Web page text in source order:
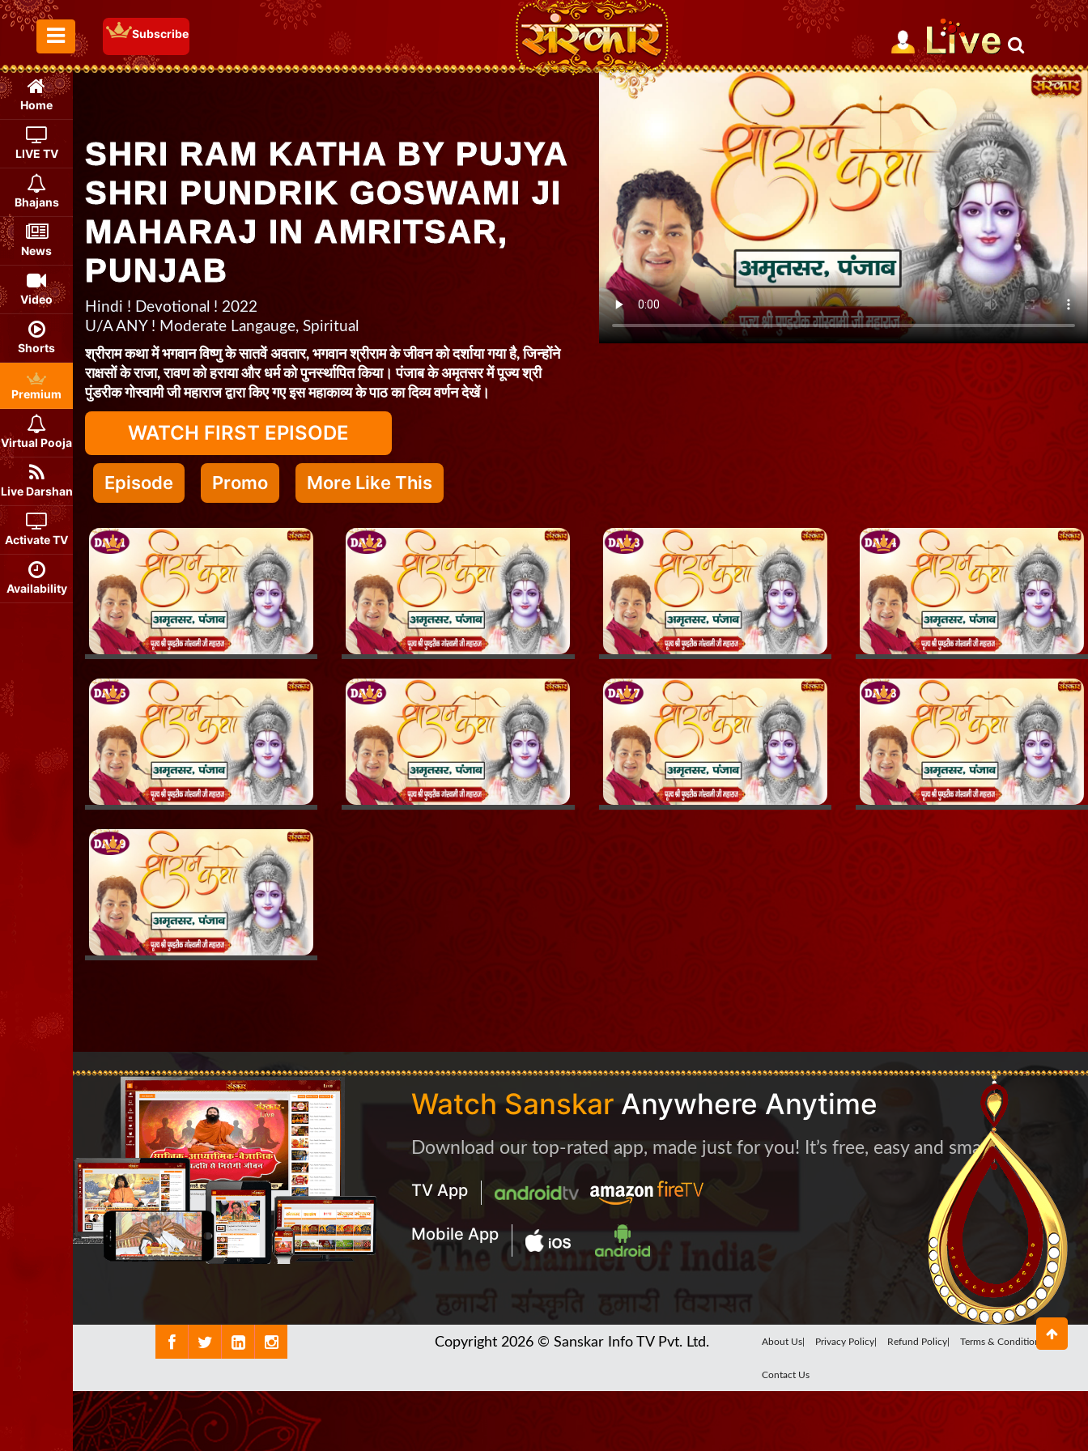
Toggle Menu
Subscribe
Home
LIVE TV
Bhajans
News
Video
Shorts
Premium
Virtual Pooja
Live Darshan
Activate TV
Availability
SHRI RAM KATHA BY PUJYA
SHRI PUNDRIK GOSWAMI JI
MAHARAJ IN AMRITSAR,
PUNJAB
Hindi ! Devotional ! 2022
U/A ANY ! Moderate Langauge, Spiritual
श्रीराम कथा में भगवान विष्णु के सातवें अवतार, भगवान श्रीराम के जीवन को दर्शाया गया है, जिन्होंने
राक्षसों के राजा, रावण को हराया और धर्म को पुनर्स्थापित किया। पंजाब के अमृतसर में पूज्य श्री
पुंडरीक गोस्वामी जी महाराज द्वारा किए गए इस महाकाव्य के पाठ का दिव्य वर्णन देखें।
WATCH FIRST EPISODE
Episode Promo More Like This
Watch Sanskar Anywhere Anytime
Download our top-rated app, made just for you! It’s free, easy and smart
TV App
Mobile App
Copyright 2026 © Sanskar Info TV Pvt. Ltd. About Us| Privacy Policy| Refund Policy| Terms & Conditions|
Contact Us